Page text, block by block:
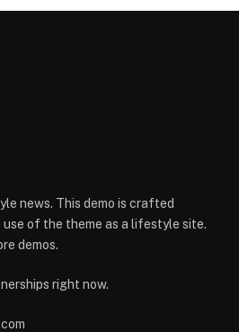
news. This demo is crafted
of the theme as a lifestyle site.
demos.
right now.